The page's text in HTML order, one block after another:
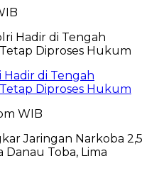
di Tengah
Diproses Hukum
WIB